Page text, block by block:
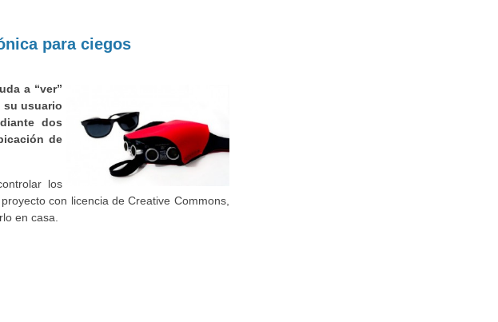
para ciegos
a “ver”
su usuario
dos
ción de
los
con licencia de Creative Commons,
en casa.